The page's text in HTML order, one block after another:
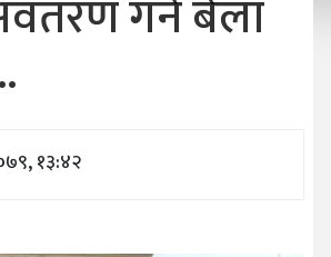
गर्ने बेला
१३:४२